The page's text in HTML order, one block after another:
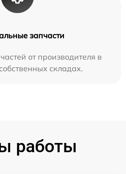
запчасти
от производителя в
складах.
работы